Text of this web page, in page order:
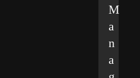
M
a
n
a